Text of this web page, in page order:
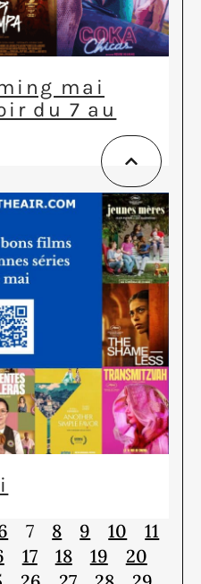
mai
du 7 au
7 8 9 10
11
17 18 19
20